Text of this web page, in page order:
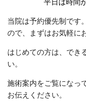
当院は予約優先制です
ので、まずはお気軽に
はじめての方は、でき
い。
施術案内をご覧になっ
お伝えください。